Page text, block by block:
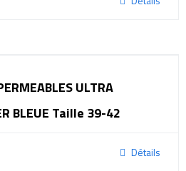
ULTRA
BLEUE Taille 39-42
Détails